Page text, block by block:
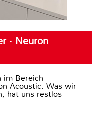
· Neuron
im Bereich
Acoustic. Was wir
hat uns restlos